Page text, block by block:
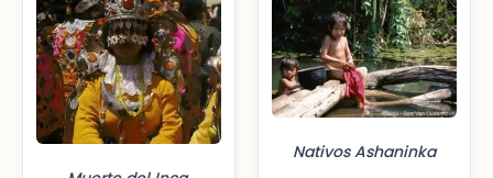
Nativos Ashaninka